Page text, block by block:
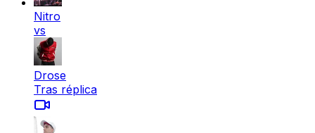
Nitro
vs
Drose
Tras réplica